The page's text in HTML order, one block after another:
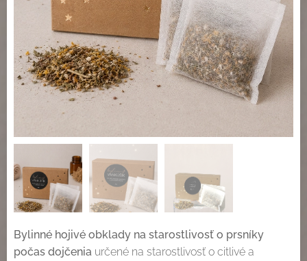
Bylinné hojivé obklady na starostlivosť o prsníky
počas dojčenia určené na starostlivosť o citlivé a